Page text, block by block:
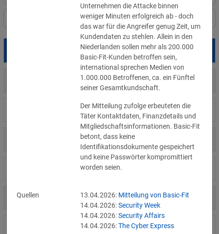
Länderauswahl
Betroffene Land
Meta
Brown Health Medical Group-MA
AnMed
Fürstentum Liechtenstein
31.07.2026 Ökovolt Solartechnik
Coinkite
Unternehmen die Attacke binnen
weniger Minuten erfolgreich ab - doch
das war für die Angreifer genug Zeit, um
Kundendaten zu stehlen. Allein in den
Niederlanden sollen mehr als 200.000
Basic-Fit-Kunden betroffen sein,
international sprechen Medien von
1.000.000 Betroffenen, ca. ein Fünftel
seiner Gesamtkundschaft.
Der Mitteilung zufolge erbeuteten die
Täter Kontaktdaten, Finanzdetails und
Mitgliedschaftsinformationen. Basic-Fit
betont, dass keine
Identifikationsdokumente gespeichert
und keine Passwörter kompromittiert
worden seien.
Quellen 13.04.2026: Mitteilung von Basic-Fit
14.04.2026:Security Week
14.04.2026:Security Affairs
14.04.2026:The Cyber Express